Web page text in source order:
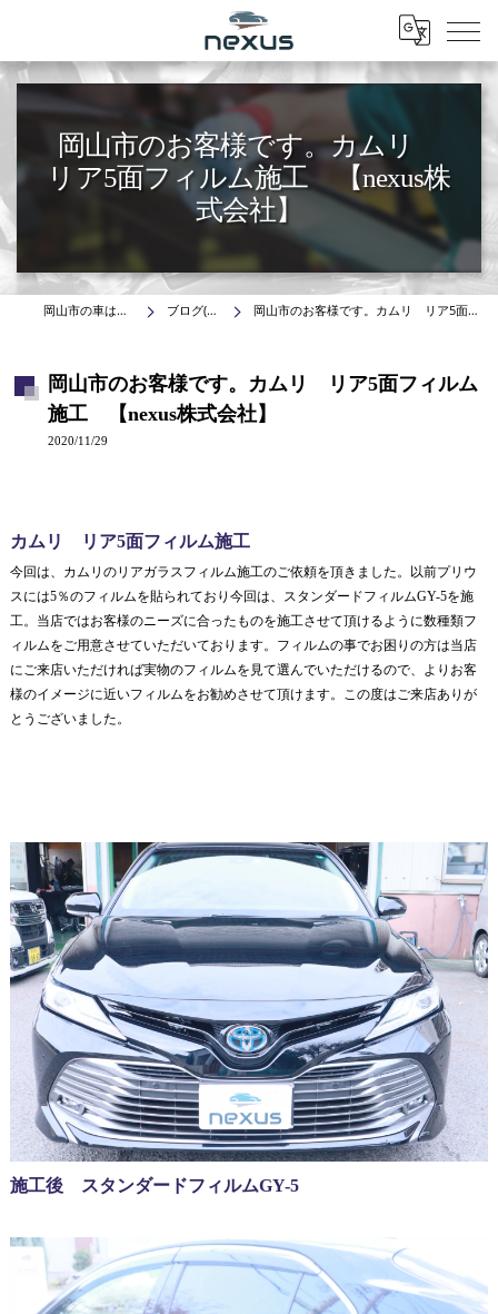
Menu
岡山市のお客様です。カムリ
リア5面フィルム施工 【nexus株
式会社】
岡山市の車はnexus株式会社 ブログ(施工事例) 岡山市のお客様です。カムリ リア5面フィルム施工 【nexus株式会社】
岡山市のお客様です。カムリ リア5面フィルム
施工 【nexus株式会社】
2020/11/29
カムリ リア5面フィルム施工
今回は、カムリのリアガラスフィルム施工のご依頼を頂きました。以前プリウ
スには5％のフィルムを貼られており今回は、スタンダードフィルムGY-5を施
工。当店ではお客様のニーズに合ったものを施工させて頂けるように数種類フ
ィルムをご用意させていただいております。フィルムの事でお困りの方は当店
にご来店いただければ実物のフィルムを見て選んでいただけるので、よりお客
様のイメージに近いフィルムをお勧めさせて頂けます。この度はご来店ありが
とうございました。
施工後 スタンダードフィルムGY-5